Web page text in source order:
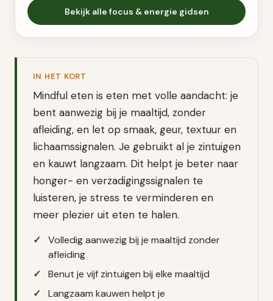
Bekijk alle focus & energie gidsen
IN HET KORT
Mindful eten is eten met volle aandacht: je
bent aanwezig bij je maaltijd, zonder
afleiding, en let op smaak, geur, textuur en
lichaamssignalen. Je gebruikt al je zintuigen
en kauwt langzaam. Dit helpt je beter naar
honger- en verzadigingssignalen te
luisteren, je stress te verminderen en
meer plezier uit eten te halen.
Volledig aanwezig bij je maaltijd zonder
afleiding
Benut je vijf zintuigen bij elke maaltijd
Langzaam kauwen helpt je